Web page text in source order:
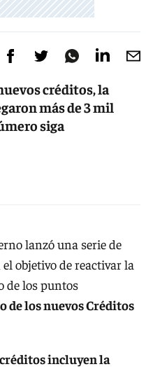
créditos, la
más de 3 mil
siga
lanzó una serie de
objetivo de reactivar la
de los puntos
de los nuevos Créditos
incluyen la